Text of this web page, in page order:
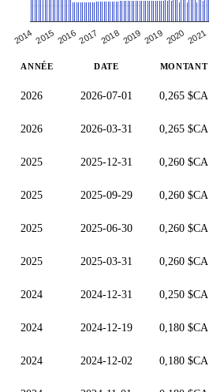
2014 2015 20162017 20182019 2019 2020 2021
ANNÉE DATE MONTANT
2026 2026-07-01 0,265 $CA
2026 2026-03-31 0,265 $CA
2025 2025-12-31 0,260 $CA
2025 2025-09-29 0,260 $CA
2025 2025-06-30 0,260 $CA
2025 2025-03-31 0,260 $CA
2024 2024-12-31 0,250 $CA
2024 2024-12-19 0,180 $CA
2024 2024-12-02 0,180 $CA